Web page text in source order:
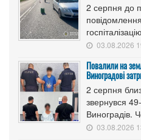
2 серпня до
03.08.2026
Повалили на
Виноградові
2 серпня
звернувся
Виноградів.
03.08.2026